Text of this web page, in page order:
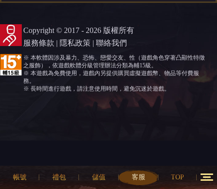
Copyright © 2017 - 2026 版權所有
服務條款 | 隱私政策 | 聯絡我們
※ 本軟體因涉及暴力、恐怖、戀愛交友、性（遊戲角色穿著凸顯性特徵
之服飾），依遊戲軟體分級管理辦法分類為輔15級。
※ 本遊戲為免費使用，遊戲內另提供購買虛擬遊戲幣、物品等付費服
務。
※ 長時間進行遊戲，請注意使用時間，避免沉迷於遊戲。
帳號 禮包 儲值 客服 TOP 12